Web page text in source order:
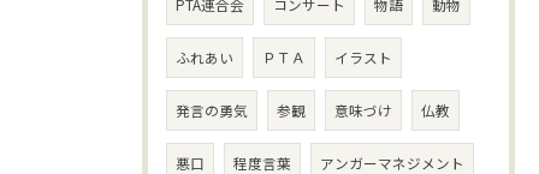
PTA連合会 コンサート 物語 動物
ふれあい ＰＴＡ イラスト
発言の勇気 参観 意味づけ 仏教
悪口 程度言葉 アンガーマネジメント